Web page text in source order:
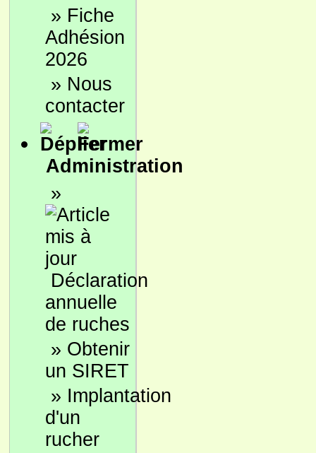
» Fiche
Adhésion
2026
» Nous
contacter
Administration
»
Déclaration
annuelle
de ruches
» Obtenir
un SIRET
» Implantation
d'un
rucher